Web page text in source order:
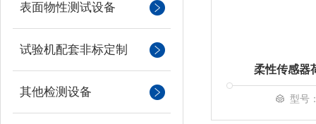
表面物性测试设备
试验机配套非标定制
其他检测设备
柔性传感器
型号